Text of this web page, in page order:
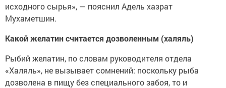
исходного сырья», — пояснил Адель хазрат
Мухаметшин.
Какой желатин считается дозволенным (халяль)
Рыбий желатин, по словам руководителя отдела
«Халяль», не вызывает сомнений: поскольку рыба
дозволена в пищу без специального забоя, то и